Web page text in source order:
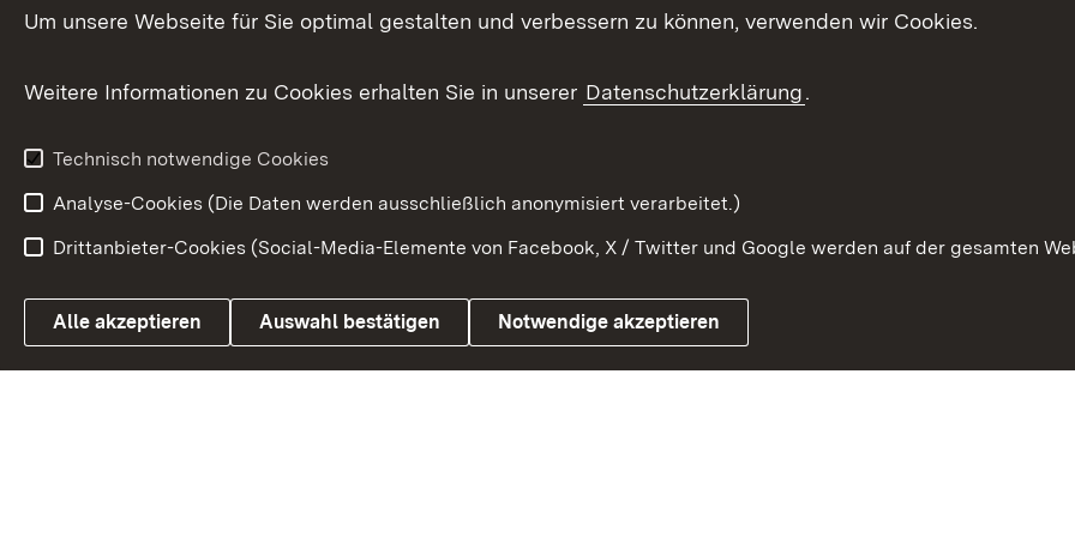
Versorgungsbezüge
Weitere
Bürgerbeauftragte Beteiligung stärken
Link zum Landesportal
Impressum Kontakt
Um unsere Webseite für Sie optimal gestalten und verbessern zu können, verwenden wir Cookies.
Weitere Informationen zu Cookies erhalten Sie in unserer Datenschutzerklärung.
Technisch notwendige Cookies
Analyse-Cookies (Die Daten werden ausschließlich anonymisiert verarbeitet.)
Drittanbieter-Cookies (Social-Media-Elemente von Facebook, X / Twitter und Google werden auf der gesamten
Alle akzeptieren Auswahl bestätigen Notwendige akzeptieren